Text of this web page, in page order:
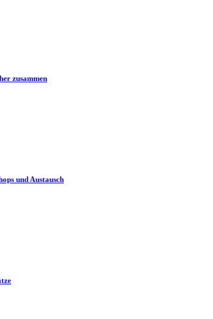
zusammen
und Austausch